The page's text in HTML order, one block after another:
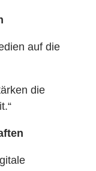
auf die
die